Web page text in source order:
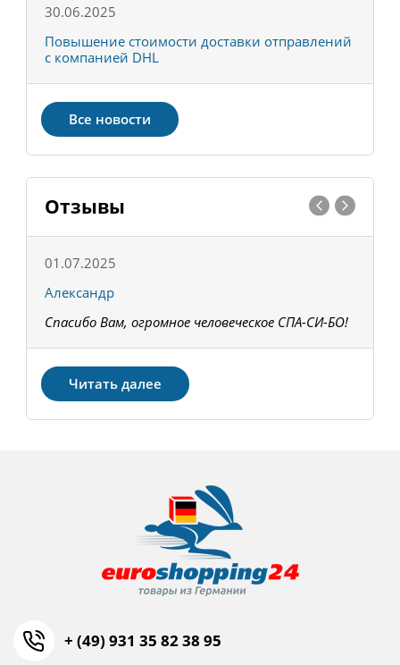
30.06.2025
Повышение стоимости доставки отправлений
с компанией DHL
Все новости
Отзывы
01.07.2025
Александр
Спасибо Вам, огромное человеческое СПА-СИ-БО!
Читать далее
+ (49) 931 35 82 38 95